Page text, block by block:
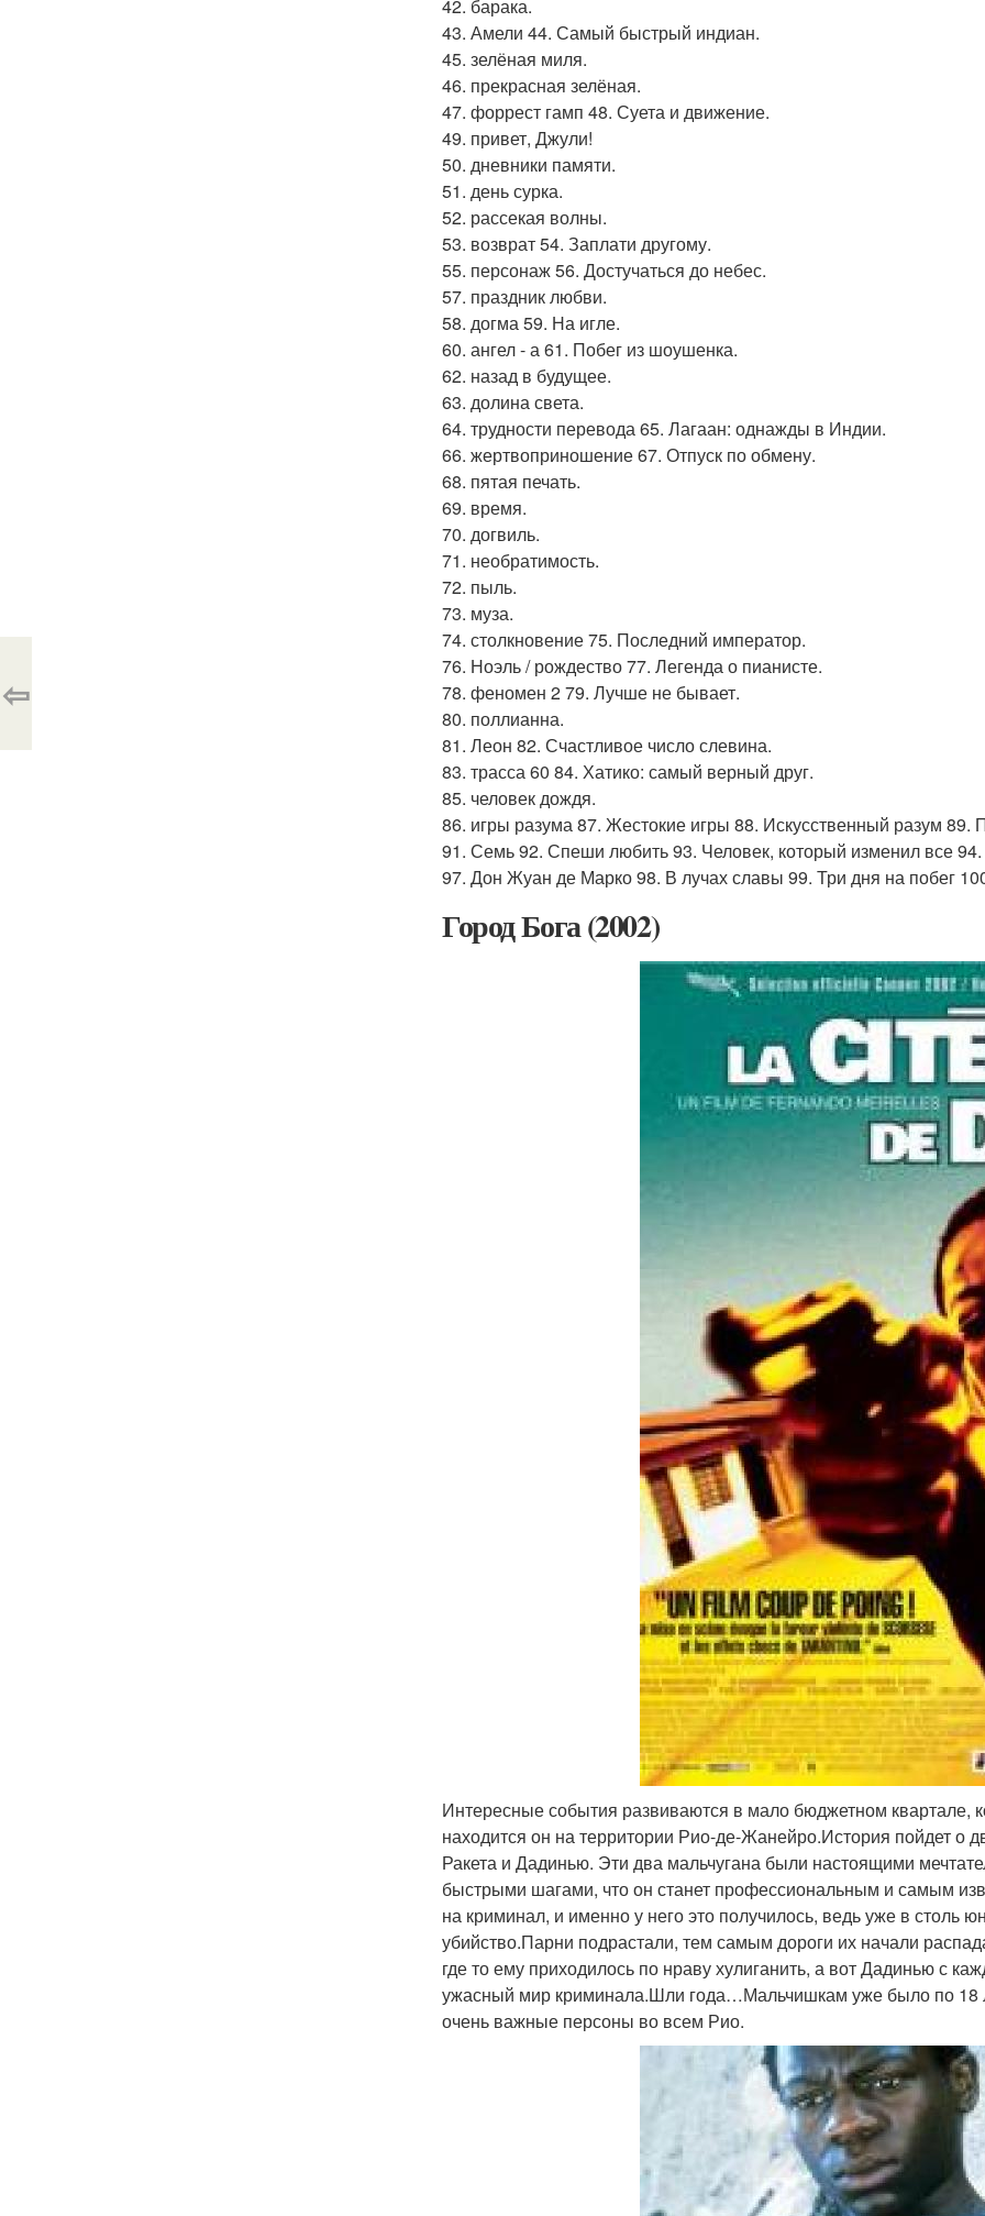
42. барака.
43. Амели 44. Самый быстрый индиан.
45. зелёная миля.
46. прекрасная зелёная.
47. форрест гамп 48. Суета и движение.
49. привет, Джули!
50. дневники памяти.
51. день сурка.
52. рассекая волны.
53. возврат 54. Заплати другому.
55. персонаж 56. Достучаться до небес.
57. праздник любви.
58. догма 59. На игле.
60. ангел - а 61. Побег из шоушенка.
62. назад в будущее.
63. долина света.
64. трудности перевода 65. Лагаан: однажды в Индии.
66. жертвоприношение 67. Отпуск по обмену.
68. пятая печать.
69. время.
70. догвиль.
71. необратимость.
72. пыль.
73. муза.
74. столкновение 75. Последний император.
76. Ноэль / рождество 77. Легенда о пианисте.
78. феномен 2 79. Лучше не бывает.
80. поллианна.
81. Леон 82. Счастливое число слевина.
83. трасса 60 84. Хатико: самый верный друг.
85. человек дождя.
86. игры разума 87. Жестокие игры 88. Искусственный разум
91. Семь 92. Спеши любить 93. Человек, который изменил все
97. Дон Жуан де Марко 98. В лучах славы 99. Три дня на побег
Город Бога (2002)
Интересные события развиваются в мало бюджетном квартале,
находится он на территории Рио-де-Жанейро.История пойдет о
Ракета и Дадинью. Эти два мальчугана были настоящими
быстрыми шагами, что он станет профессиональным и самым
на криминал, и именно у него это получилось, ведь уже в столь
убийство.Парни подрастали, тем самым дороги их начали
где то ему приходилось по нраву хулиганить, а вот Дадинью с
ужасный мир криминала.Шли года…Мальчишкам уже было по 18
очень важные персоны во всем Рио.
⇦